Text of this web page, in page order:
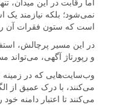
نمی‌شود؛ بلکه نیازمند یک
است که ستون فقرات آن
در این مسیر پرچالش،
و رپورتاژ آگهی، می‌تواند
وب‌سایت‌هایی که در زمینه
می‌کنند، با درک عمیق از
می‌کنند تا اعتبار دامنه